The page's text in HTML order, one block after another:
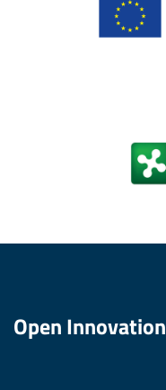
Open Innovation